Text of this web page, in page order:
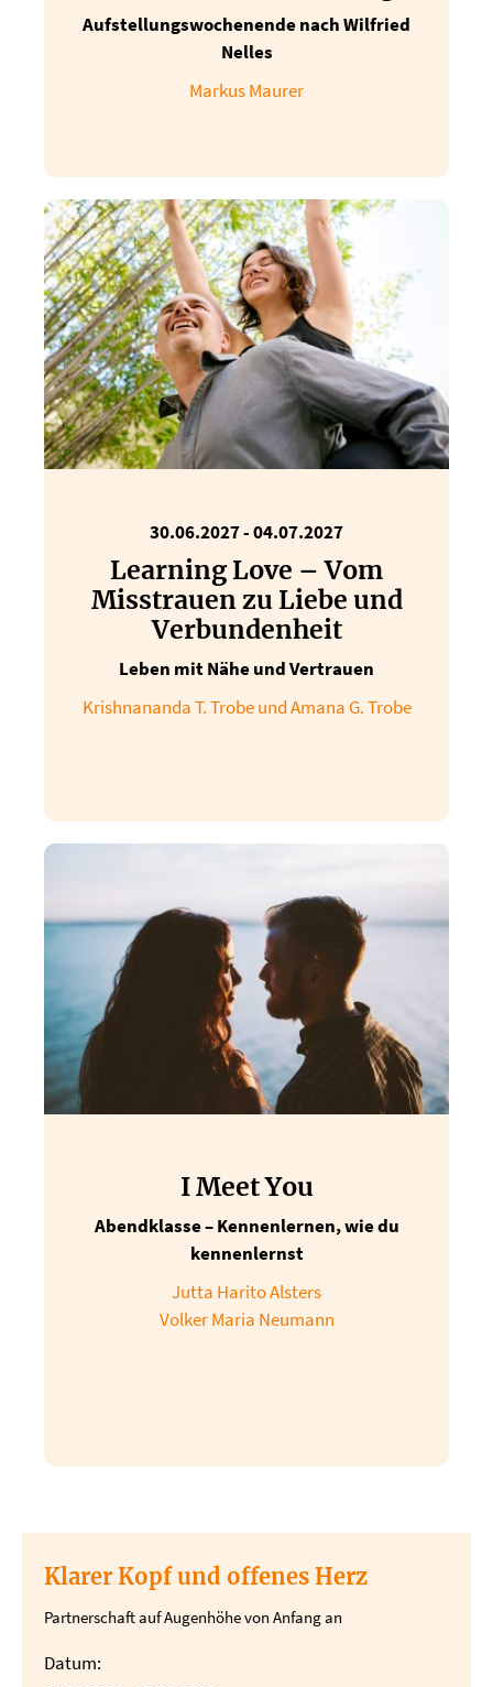
Regeln der UTA Cologne GmbH behalten wir uns
vor, Teilnehmer von einer Veranstaltung
auszuschließen. Es erfolgt keine Rückerstattung
gelten die von ihm unterschriebenen
Stornobedingungen.
Einverständniserklärung
Durch den Klick auf der Website erkläre ich, die
vorstehenden Teilnahmebedingungen einzeln
und sorgfältig gelesen zu haben und damit
einverstanden zu sein. Meine Angaben
entsprechen der Wahrheit.
Aufstellungswochenende nach Wilfried
Nelles
Markus Maurer
30.06.2027 - 04.07.2027
Learning Love – Vom
Misstrauen zu Liebe und
Verbundenheit
Leben mit Nähe und Vertrauen
Krishnananda T. Trobe und Amana G. Trobe
I Meet You
Abendklasse – Kennenlernen, wie du
kennenlernst
Jutta Harito Alsters
Volker Maria Neumann
Klarer Kopf und offenes Herz
Partnerschaft auf Augenhöhe von Anfang an
Datum: